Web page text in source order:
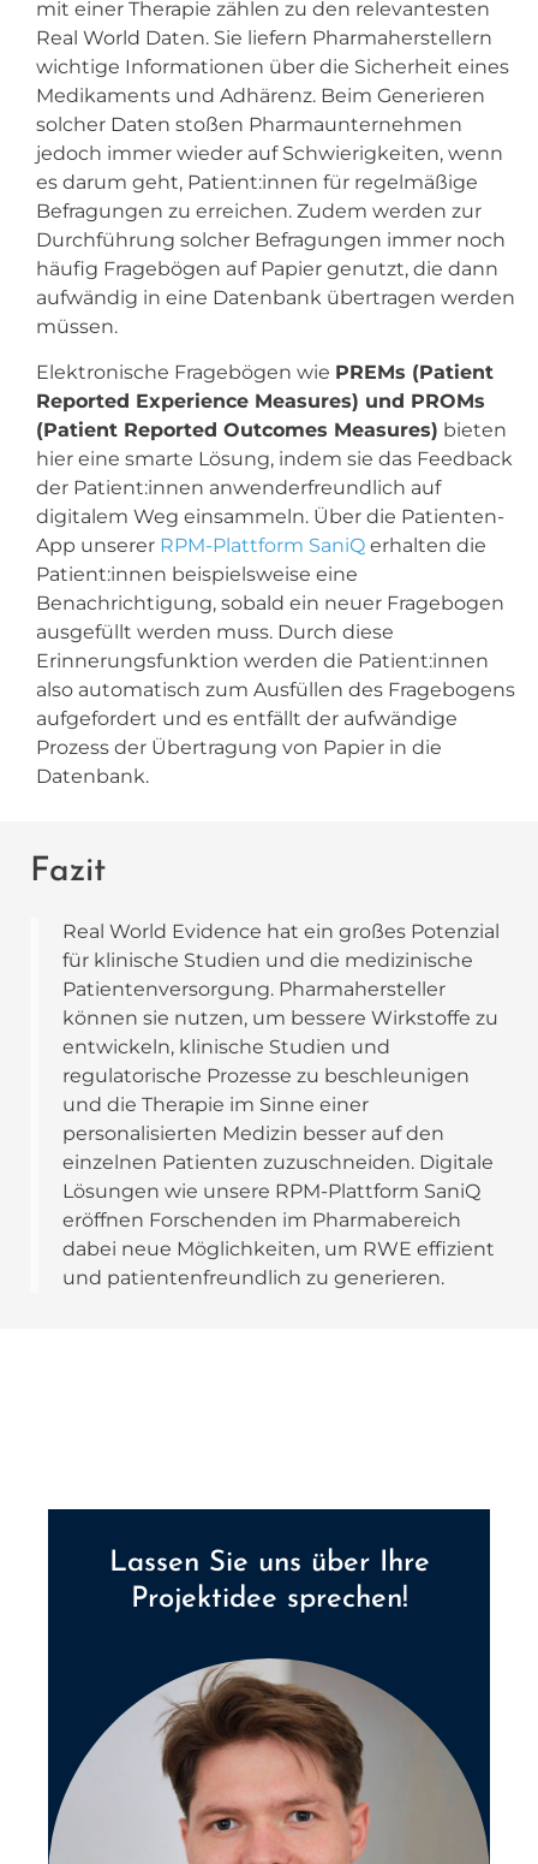
mit einer Therapie zählen zu den relevantesten
Real World Daten. Sie liefern Pharmaherstellern
wichtige Informationen über die Sicherheit eines
Medikaments und Adhärenz. Beim Generieren
solcher Daten stoßen Pharmaunternehmen
jedoch immer wieder auf Schwierigkeiten, wenn
es darum geht, Patient:innen für regelmäßige
Befragungen zu erreichen. Zudem werden zur
Durchführung solcher Befragungen immer noch
häufig Fragebögen auf Papier genutzt, die dann
aufwändig in eine Datenbank übertragen werden
müssen.
Elektronische Fragebögen wie PREMs (Patient
Reported Experience Measures) und PROMs
(Patient Reported Outcomes Measures) bieten
hier eine smarte Lösung, indem sie das Feedback
der Patient:innen anwenderfreundlich auf
digitalem Weg einsammeln. Über die Patienten-
App unserer RPM-Plattform SaniQ erhalten die
Patient:innen beispielsweise eine
Benachrichtigung, sobald ein neuer Fragebogen
ausgefüllt werden muss. Durch diese
Erinnerungsfunktion werden die Patient:innen
also automatisch zum Ausfüllen des Fragebogens
aufgefordert und es entfällt der aufwändige
Prozess der Übertragung von Papier in die
Datenbank.
Fazit
Real World Evidence hat ein großes Potenzial
für klinische Studien und die medizinische
Patientenversorgung. Pharmahersteller
können sie nutzen, um bessere Wirkstoffe zu
entwickeln, klinische Studien und
regulatorische Prozesse zu beschleunigen
und die Therapie im Sinne einer
personalisierten Medizin besser auf den
einzelnen Patienten zuzuschneiden. Digitale
Lösungen wie unsere RPM-Plattform SaniQ
eröffnen Forschenden im Pharmabereich
dabei neue Möglichkeiten, um RWE effizient
und patientenfreundlich zu generieren.
Lassen Sie uns über Ihre
Projektidee sprechen!